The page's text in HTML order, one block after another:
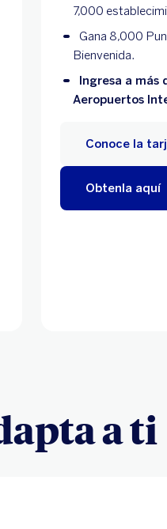
7,000
Gana 8,000
Bienvenida.
Ingresa a más
Aeropuertos
Obtenla aquí
Conoce la
a ti